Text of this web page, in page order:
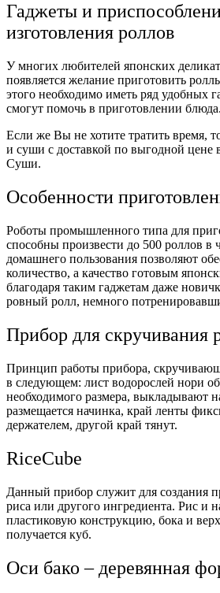
Гаджеты и
изготовления роллов
У многих любителей японских
появляется желание приготовить
этого необходимо иметь ряд удобных
смогут помочь в приготовлении блюда.
Если же Вы не хотите тратить время,
и суши с доставкой по выгодной цене
Суши.
Особенности
Роботы промышленного типа для
способны произвести до 500 роллов в
домашнего пользования позволяют
количество, а качество готовым
благодаря таким гаджетам даже
ровный ролл, немного
Прибор для скручивания
Принцип работы прибора,
в следующем: лист водорослей нори
необходимого размера, выкладывают
размещается начинка, край ленты
держателем, другой край тянут.
RiceCube
Данный прибор служит для создания
риса или другого ингредиента. Рис и
пластиковую конструкцию, бока и
получается куб.
Оси бако – деревянная